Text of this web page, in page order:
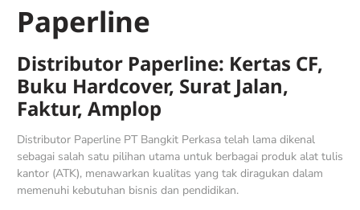
Paperline
Distributor Paperline: Kertas CF,
Buku Hardcover, Surat Jalan,
Faktur, Amplop
Distributor Paperline PT Bangkit Perkasa telah lama dikenal
sebagai salah satu pilihan utama untuk berbagai produk alat tulis
kantor (ATK), menawarkan kualitas yang tak diragukan dalam
memenuhi kebutuhan bisnis dan pendidikan.